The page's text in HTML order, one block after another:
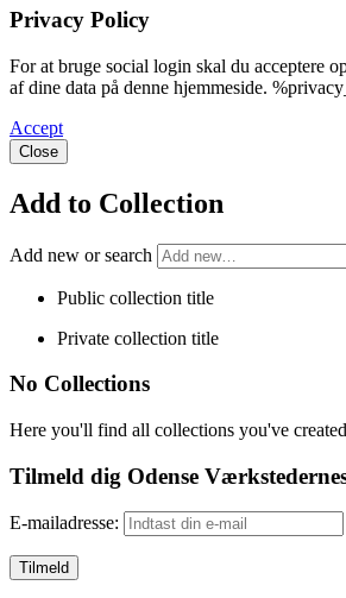
Privacy Policy
For at bruge social login skal du acceptere
af dine data på denne hjemmeside.
Accept
Close
Add to Collection
Add new or search
Public collection title
Private collection title
No Collections
Here you'll find all collections you've
Tilmeld dig Odense
E-mailadresse: